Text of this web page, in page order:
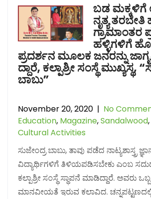
ಬಡ
ನೃತ್ಯ
ಗ್ರಾಮಾಂತರ
ಹಳ್ಳಿಗಳಿಗೆ
ಪ್ರದರ್ಶನ ಮೂಲಕ ಜನರನ್ನು
ದ್ದಾರೆ, ಕಲ್ಪಾಶ್ರೀ ಸಂಸ್ಥೆ ಮುಖ್ಯಸ್ಥ,
ಬಾಬು”
November 20, 2020 | No
Education, Magazine,Sandalwood,
Cultural Activities
ಸುಜೇಂದ್ರ ಬಾಬು, ತಾವು ಪಡೆದ ನಾಟ್ಯಶಾಸ್ತ್ರ
ವಿದ್ಯಾರ್ಥಿಗಳಿಗೆ ತಿಳಿಯಪಡಿಸಬೇಕು ಎಂಬ
ಕಲ್ಪಾಶ್ರೀ ಸಂಸ್ಥೆ ಸ್ಥಾಪನೆ ಮಾಡಿದ್ದಾರೆ. ಅವರು
ಮಾನವೀಯತೆ ಇರುವ ಕಲಾವಿದ. ಚನ್ನಪಟ್ಟಣದಲ್ಲಿ